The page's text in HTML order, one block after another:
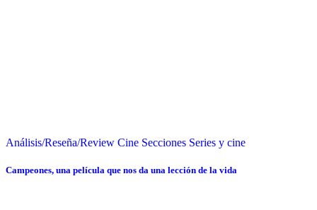
Análisis/Reseña/Review Cine Secciones Series y cine
Campeones, una película que nos da una lección de la vida